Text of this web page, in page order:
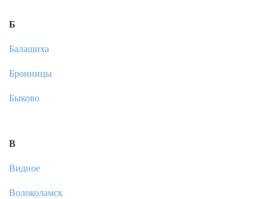
Б
Балашиха
Бронницы
Быково
В
Видное
Волоколамск